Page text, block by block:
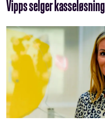
Vipps selger kasseløsning